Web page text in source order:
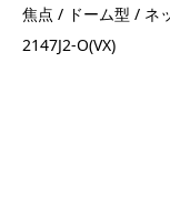
焦点 / ドーム型 / ネ
2147J2-O(VX)